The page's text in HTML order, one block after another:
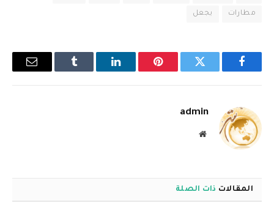
مطارات يجعل
فيسبوك تويتر بينتيريستلينكدإن Tumblr
البريد
admin
موقع
المقالات ذات الصلة